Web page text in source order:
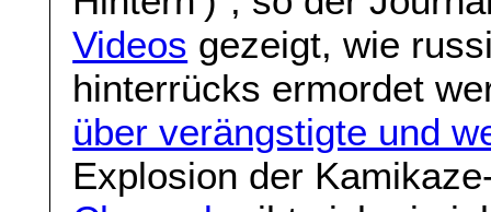
Videos gezeigt, wie
hinterrücks ermordet
über verängstigte und
Explosion der